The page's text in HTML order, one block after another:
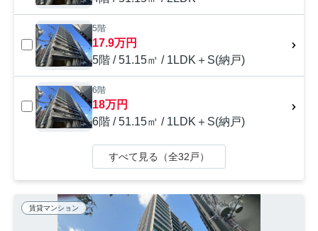
5階
17.9万円
5階 / 51.15㎡ / 1LDK＋S(納戸)
6階
18万円
6階 / 51.15㎡ / 1LDK＋S(納戸)
すべて見る（全32戸）
賃貸マンション